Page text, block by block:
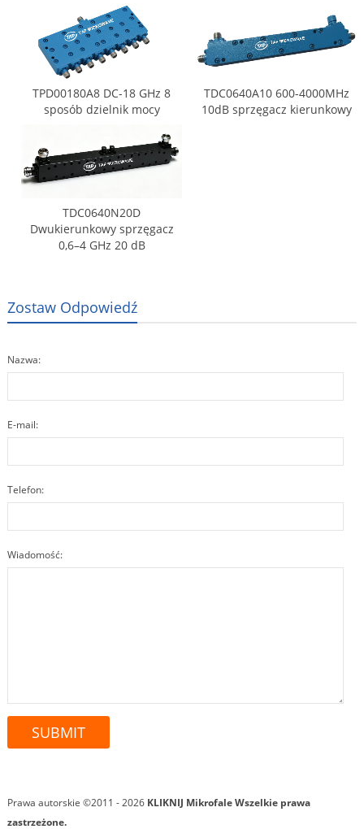
TPD00180A8 DC-18 GHz 8
sposób dzielnik mocy
TDC0640A10 600-4000MHz
10dB sprzęgacz kierunkowy
TDC0640N20D
Dwukierunkowy sprzęgacz
0,6–4 GHz 20 dB
Zostaw Odpowiedź
Nazwa:
E-mail:
Telefon:
Wiadomość:
Prawa autorskie ©2011 - 2026 KLIKNIJ MikrofaleWszelkie prawa
zastrzeżone.